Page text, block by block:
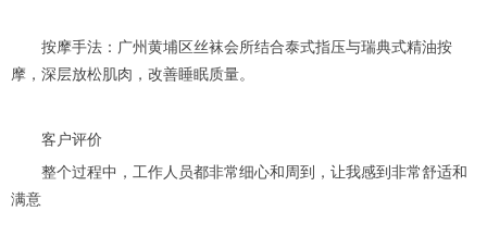
按摩手法：广州黄埔区丝袜会所结合泰式指压与瑞典式精油按
摩，深层放松肌肉，改善睡眠质量。
客户评价
整个过程中，工作人员都非常细心和周到，让我感到非常舒适和
满意